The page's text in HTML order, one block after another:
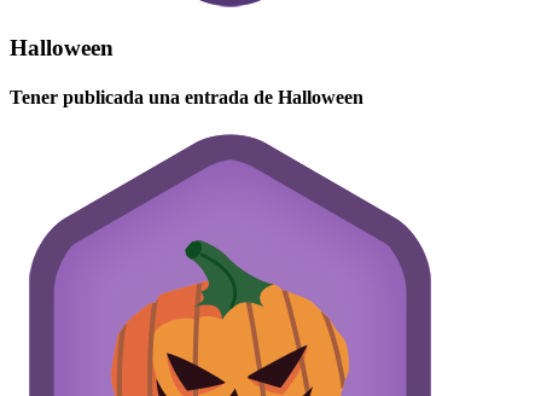
Halloween
Tener publicada una entrada de Halloween